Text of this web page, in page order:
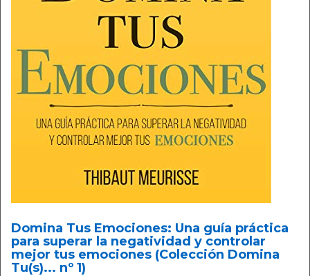
Domina Tus Emociones: Una guía práctica
para superar la negatividad y controlar
mejor tus emociones (Colección Domina
Tu(s)... nº 1)